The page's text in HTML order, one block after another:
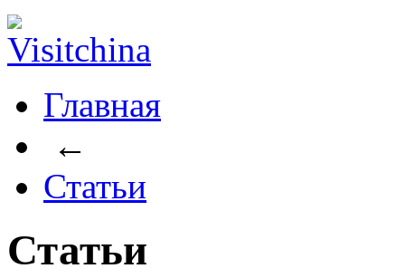
Главная
←
Статьи
Статьи